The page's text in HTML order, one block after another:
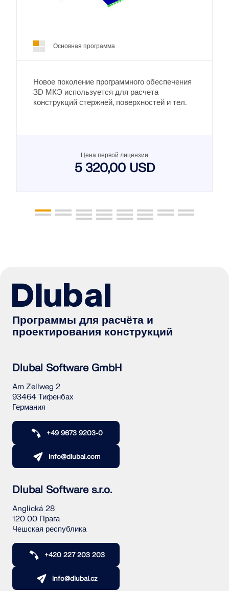
Основная программа
Новое поколение программного обеспечения
3D МКЭ используется для расчета
конструкций стержней, поверхностей и тел.
Цена первой лицензии
5 320,00 USD
Программы для расчёта и
проектирования конструкций
Dlubal Software GmbH
Am Zellweg 2
93464 Тифенбах
Германия
+49 9673 9203-0
info@dlubal.com
Dlubal Software s.r.o.
Anglická 28
120 00 Прага
Чешская республика
+420 227 203 203
info@dlubal.cz